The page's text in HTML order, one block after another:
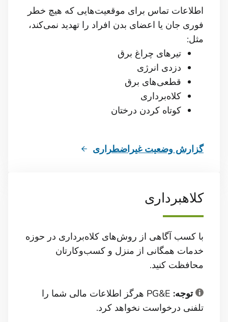
اطلاعات تماس برای موقعیت‌هایی که هیچ خطر
فوری جان یا اعضای بدن افراد را تهدید نمی‌کند،
مثل:
تيرهای چراغ برق
دزدی انرژی
قطعی‌های برق
کلاه‌برداری
کوتاه کردن درختان
گزارش وضعیت غیراضطراری
کلاهبرداری
با کسب آگاهی از روش‌های کلاه‌برداری در حوزه
خدمات همگانی از منزل و کسب‌وکارتان
محافظت کنید.
توجه:
PG&E هرگز اطلاعات مالی شما را
تلفنی درخواست نخواهد کرد.